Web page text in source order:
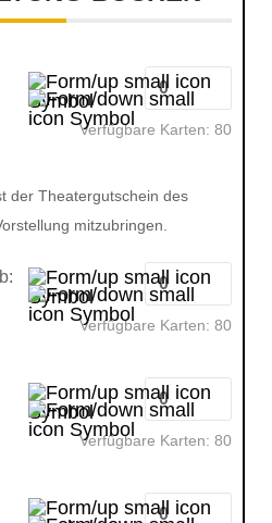
Verfügbare Karten: 80
der Theatergutschein des
mitzubringen.
Verfügbare Karten: 80
Verfügbare Karten: 80